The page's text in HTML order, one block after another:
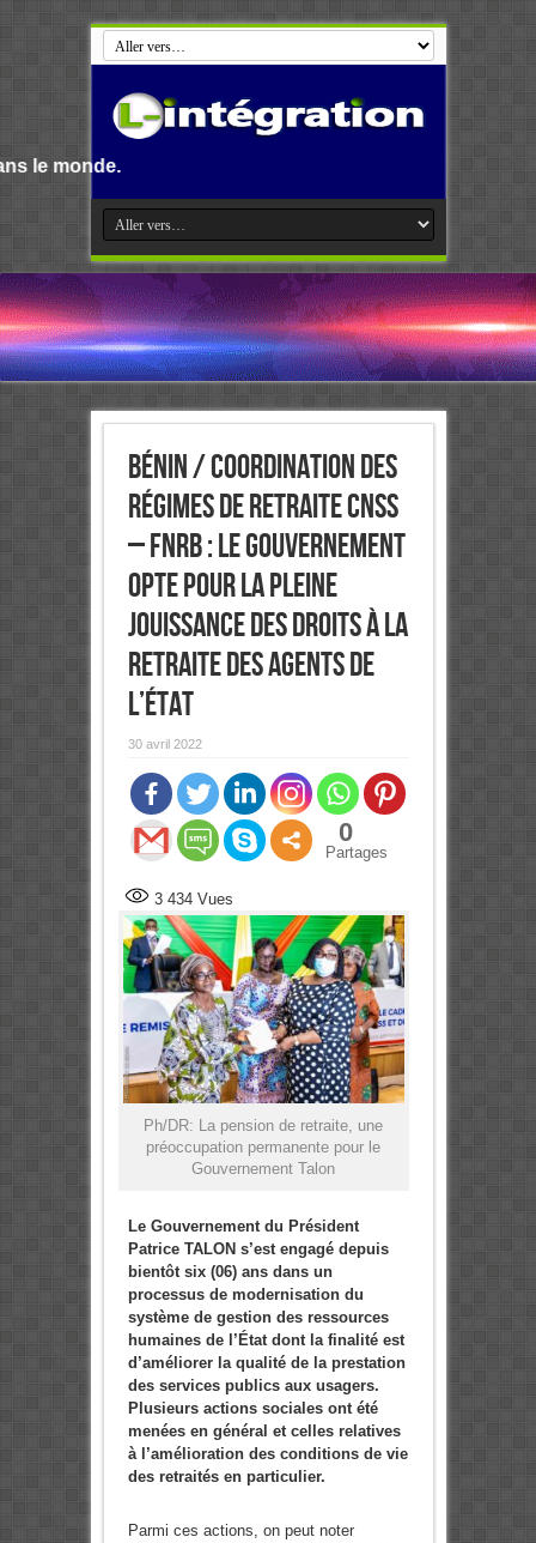
Bénin / Coordination des
régimes de retraite CNSS
– FNRB : Le Gouvernement
opte pour la pleine
jouissance des droits à la
retraite des agents de
l’État
30 avril 2022
0
Partages
3 434Vues
Ph/DR: La pension de retraite, une
préoccupation permanente pour le
Gouvernement Talon
Le Gouvernement du Président
Patrice TALON s’est engagé depuis
bientôt six (06) ans dans un
processus de modernisation du
système de gestion des ressources
humaines de l’État dont la finalité est
d’améliorer la qualité de la prestation
des services publics aux usagers.
Plusieurs actions sociales ont été
menées en général et celles relatives
à l’amélioration des conditions de vie
des retraités en particulier.
Parmi ces actions, on peut noter